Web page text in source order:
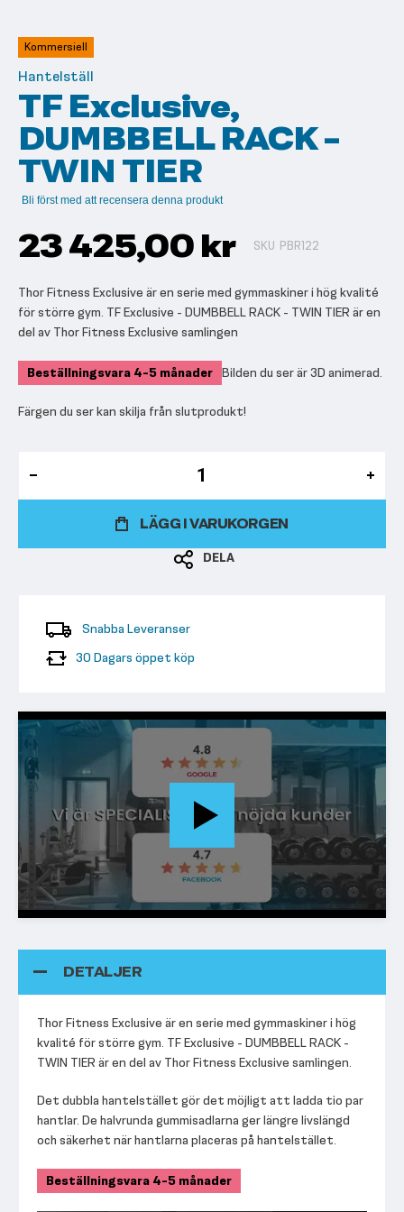
av
bildgalleriet
Kommersiell
Hantelställ
TF Exclusive,
DUMBBELL RACK -
TWIN TIER
Bli först med att recensera denna produkt
23 425,00 kr SKU PBR122
Thor Fitness Exclusive är en serie med gymmaskiner i hög kvalité
för större gym. TF Exclusive - DUMBBELL RACK - TWIN TIER är en
del av Thor Fitness Exclusive samlingen
Beställningsvara 4-5 månader Bilden du ser är 3D animerad.
Färgen du ser kan skilja från slutprodukt!
LÄGG I VARUKORGEN
DELA
Snabba Leveranser
30 Dagars öppet köp
DETALJER
Thor Fitness Exclusive är en serie med gymmaskiner i hög
kvalité för större gym. TF Exclusive - DUMBBELL RACK -
TWIN TIER är en del av Thor Fitness Exclusive samlingen.
Det dubbla hantelstället gör det möjligt att ladda tio par
hantlar. De halvrunda gummisadlarna ger längre livslängd
och säkerhet när hantlarna placeras på hantelstället.
Beställningsvara 4-5 månader